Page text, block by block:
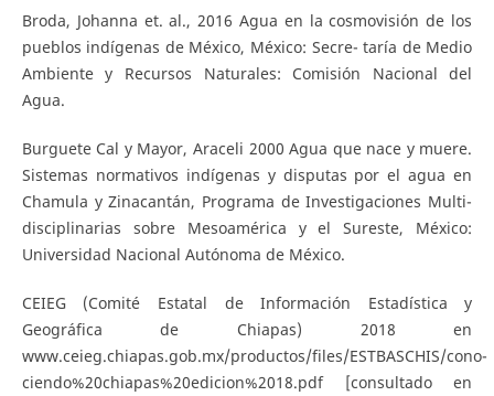
Broda, Johanna et. al., 2016 Agua en la cosmovisión de los
pueblos indígenas de México, México: Secre- taría de Medio
Ambiente y Recursos Naturales: Comisión Nacional del
Agua.
Burguete Cal y Mayor, Araceli 2000 Agua que nace y muere.
Sistemas normativos indígenas y disputas por el agua en
Chamula y Zinacantán, Programa de Investigaciones Multi-
disciplinarias sobre Mesoamérica y el Sureste, México:
Universidad Nacional Autónoma de México.
CEIEG (Comité Estatal de Información Estadística y
Geográfica de Chiapas) 2018 en
www.ceieg.chiapas.gob.mx/productos/files/ESTBASCHIS/cono-
ciendo%20chiapas%20edicion%2018.pdf [consultado en